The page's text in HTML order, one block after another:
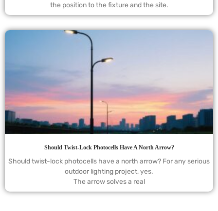
the position to the fixture and the site.
Should Twist-Lock Photocells Have A North Arrow?
Should twist-lock photocells have a north arrow? For any serious
outdoor lighting project, yes.
The arrow solves a real